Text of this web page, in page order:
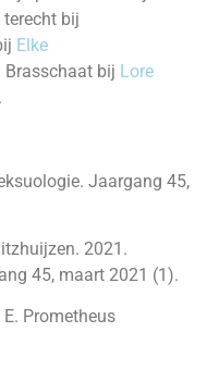
bij
Elke
Brasschaat bij Lore
.
Jaargang 45,
2021.
45, maart 2021 (1).
Prometheus